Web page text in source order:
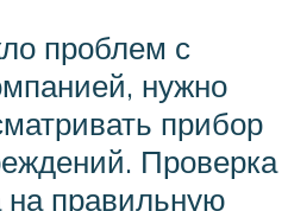
проблем с
нужно
прибор
Проверка
на правильную